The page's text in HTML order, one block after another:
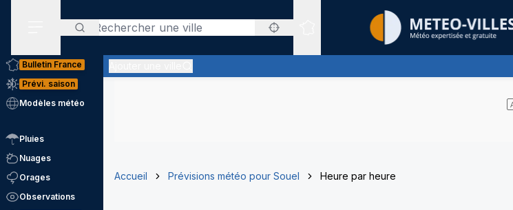
Rechercher
Sites expertis&eacute;s
Bulletin France
Prévi. saison
Modèles météo
Pluies
Nuages
Orages
Observations
Accueil Prévisions météo pour Souel Heure par heure